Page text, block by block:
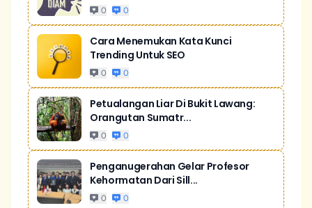
0 0
Cara Menemukan Kata Kunci
Trending Untuk SEO
0 0
Petualangan Liar Di Bukit Lawang:
Orangutan Sumatr...
0 0
Penganugerahan Gelar Profesor
Kehormatan Dari Sill...
0 0